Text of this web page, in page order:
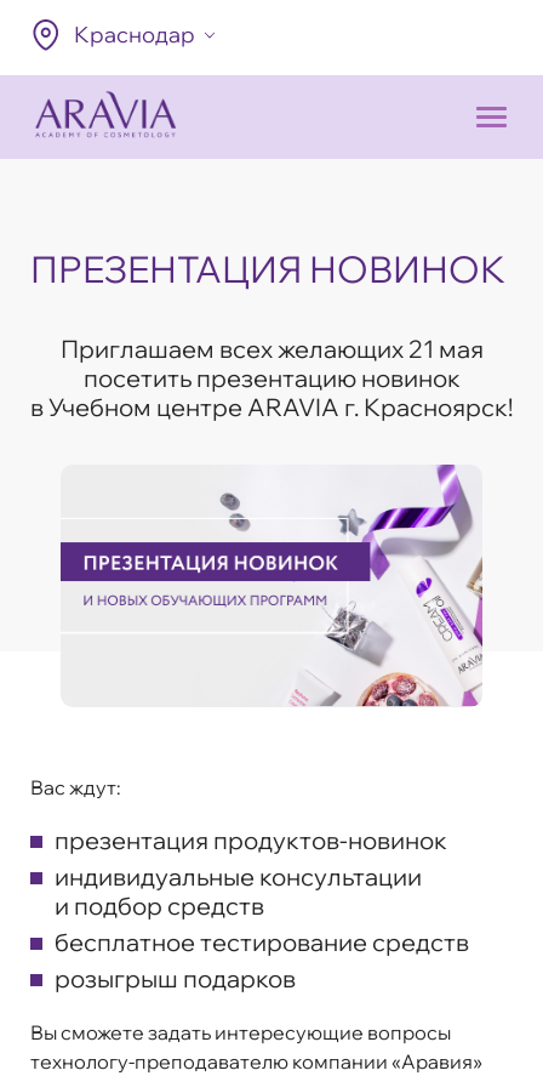
Краснодар
ПРЕЗЕНТАЦИЯ НОВИНОК
Приглашаем всех желающих 21 мая
посетить презентацию новинок
в Учебном центре ARAVIA г. Красноярск!
Вас ждут:
презентация продуктов-новинок
индивидуальные консультации
и подбор средств
бесплатное тестирование средств
розыгрыш подарков
Вы сможете задать интересующие вопросы
технологу-преподавателю компании «Аравия»